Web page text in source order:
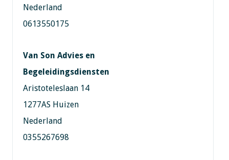
Nederland
0613550175
Van Son Advies en
Begeleidingsdiensten
Aristoteleslaan 14
1277AS Huizen
Nederland
0355267698